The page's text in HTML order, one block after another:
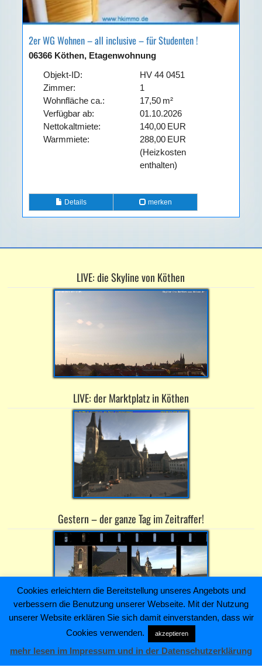
2er WG Wohnen – all inclusive – für Studenten !
06366 Köthen, Etagenwohnung
Objekt-ID:
HV 44 0451
Zimmer:
1
Wohnfläche ca.:
17,50 m²
Verfügbar ab:
01.10.2026
Nettokaltmiete:
140,00 EUR
Warmmiete:
288,00 EUR
(Heizkosten
enthalten)
Details merken
LIVE: die Skyline von Köthen
LIVE: der Marktplatz in Köthen
Gestern – der ganze Tag im Zeitraffer!
Heiko Kaiser Immobilien & Hausverwaltung ~ Schloßstraße 4 ~
06366 Köthen (Anhalt) ~ Telefon: +493496211445
Cookies erleichtern die Bereitstellung unseres Angebots und
verbessern die Benutzung unserer Webseite. Mit der Nutzung
unserer Website erklären Sie sich damit einverstanden, dass wir
Cookies verwenden.
akzeptieren
mehr lesen im Impressum und in der Datenschutzerklärung